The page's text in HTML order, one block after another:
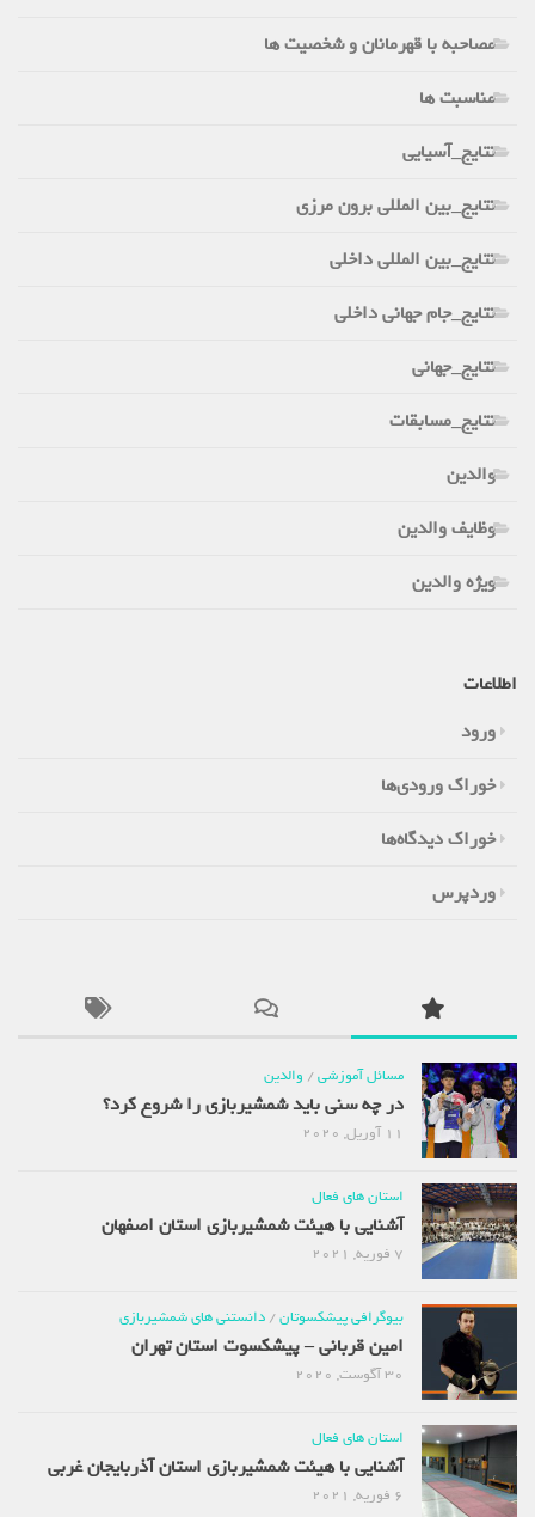
مصاحبه با قهرمانان و شخصیت ها
مناسبت ها
نتایج_آسیایی
نتایج_بین المللی برون مرزی
نتایج_بین المللی داخلی
نتایج_جام جهانی داخلی
نتایج_جهانی
نتایج_مسابقات
والدین
وظایف والدین
ویژه والدین
اطلاعات
ورود
خوراک ورودی‌ها
خوراک دیدگاه‌ها
وردپرس
مسائل آموزشی/ والدین
در چه سنی باید شمشیربازی را شروع کرد؟
11 آوریل, 2020
استان های فعال
آشنایی با هیئت شمشیربازی استان اصفهان
7 فوریه, 2021
بیوگرافی پیشکسوتان/ دانستنی های شمشیربازی
امین قربانی – پیشکسوت استان تهران
30 آگوست, 2020
استان های فعال
آشنایی با هیئت شمشیربازی استان آذربایجان غربی
6 فوریه, 2021